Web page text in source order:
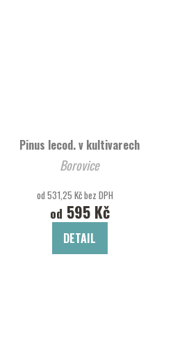
Pinus lecod. v kultivarech
Borovice
od 531,25 Kč bez DPH
od 595 Kč
DETAIL